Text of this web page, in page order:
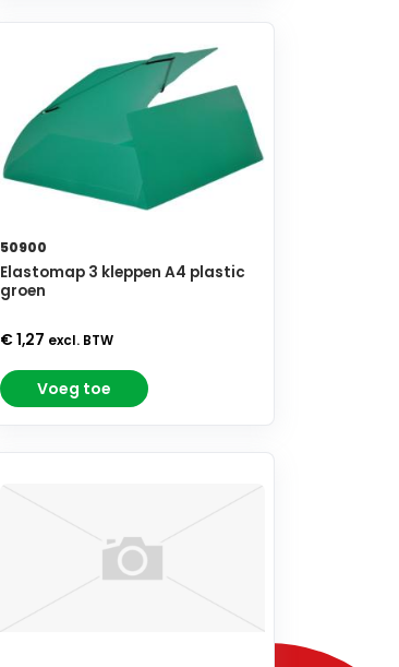
50900
Elastomap 3 kleppen A4 plastic
groen
€ 1,27 excl. BTW
Voeg toe